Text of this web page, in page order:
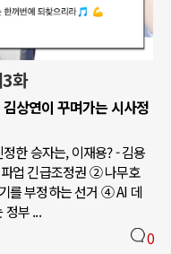
화
상연이 꾸며가는 시사정
한 승자는, 이재용? - 김용
업 긴급조정권 ② 나무호
를 부정하는 선거 ④ AI 데
정부 ...
0